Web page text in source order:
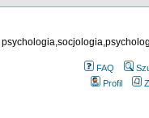
FAQ
Profil